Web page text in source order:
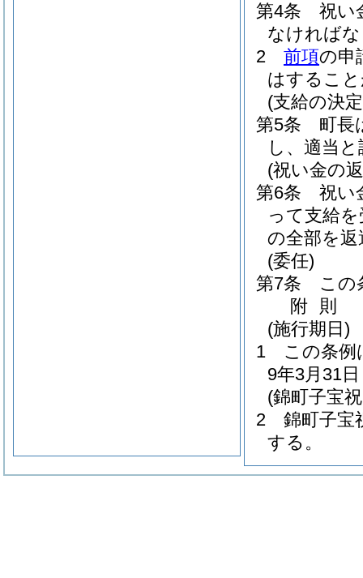
第4条
祝い
なければ
2
前項の申
はするこ
(支給の決
第5条
町長
し、適当
(祝い金の
第6条
祝い
って支給
の全部を
(委任)
第7条
この
附 則
(施行期日)
1
この条例
9年3月31
(錦町子宝
2
錦町子宝
する。